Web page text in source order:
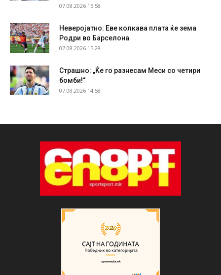
07.08.2026 15:58
Неверојатно: Еве колкава плата ќе зема
Родри во Барселона
07.08.2026 15:28
Страшно: „Ќе го разнесам Меси со четири
бомби!“
07.08.2026 14:58